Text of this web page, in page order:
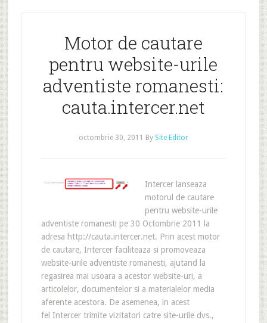
Motor de cautare
pentru website-urile
adventiste romanesti:
cauta.intercer.net
octombrie 30, 2011 By Site Editor
Intercer lanseaza
motorul de cautare
pentru website-urile
adventiste romanesti pe 30 Octombrie 2011 la
adresa http://cauta.intercer.net. Prin acest motor
de cautare, Intercer faciliteaza si promoveaza
website-urile adventiste romanesti, ajutand la
regasirea mai usoara a acestor website-uri, a
articolelor, documentelor si a materialelor media
aferente acestora. De asemenea, in acest
fel Intercer trimite vizitatori catre site-urile dvs.,